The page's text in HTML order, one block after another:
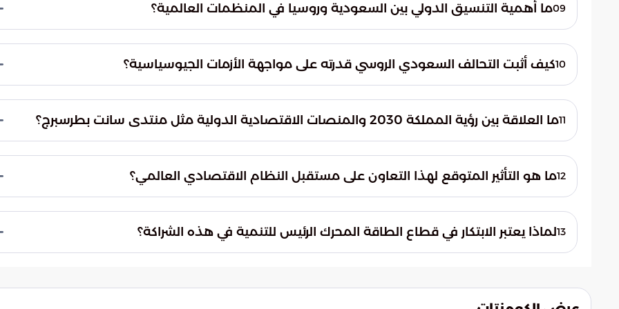
على البيئة مستقبلاً.
09ما أهمية التنسيق الدولي بين السعودية وروسيا في المنظمات العالمية؟
لموارد الطاقة العالمية، مما يمنع الاحتكار ويحقق العدالة في الوصول إلى مصادر الطاقة لمختلف10كيف أثبت التحالف السعودي الروسي قدرته على مواجهة الأزمات الجيوسياسية؟
أمام المتغيرات الدولية الطارئة، وبرهن على أن التنسيق الاستراتيجي هو النموذج الأمثل لضمان 11ما العلاقة بين رؤية المملكة 2030 والمنصات الاقتصادية الدولية مثل منتدى سانت بطرسبرج؟
توفرها رؤية 2030، مما يجذب كبار المستثمرين الدوليين ويضع المملكة في قلب الحراك الاقتصادي
12ما هو التأثير المتوقع لهذا التعاون على مستقبل النظام الاقتصادي العالمي؟
نظام اقتصادي أكثر تعددية وإنصافاً، ويعيد رسم خارطة القوى الاقتصادية بما يتماشى مع تحولات
القرن الحادي والعشرين.
13لماذا يعتبر الابتكار في قطاع الطاقة المحرك الرئيس للتنمية في هذه الشراكة؟
على المدى الطويل.